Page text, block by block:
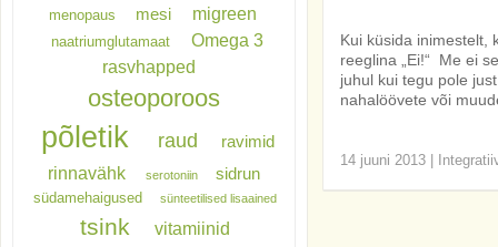
Kui küsida inimestelt,
reeglina „Ei!“ Me ei
juhul kui tegu pole
nahalöövete või
14 juuni 2013
menopaus mesi migreen
naatriumglutamaat
Omega 3
rasvhapped
osteoporoos
põletik raud ravimid
rinnavähk serotoniin sidrun
südamehaigused sünteetilised lisaained
tsink vitamiinid